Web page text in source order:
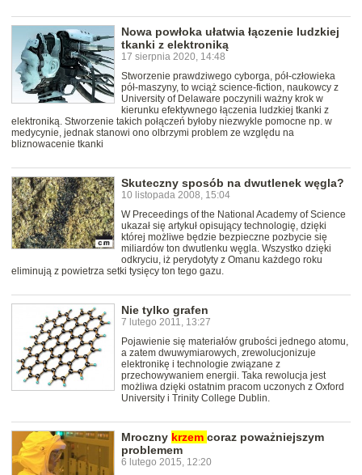
Nowa powłoka ułatwia łączenie ludzkiej
tkanki z elektroniką
17 sierpnia 2020, 14:48
Stworzenie prawdziwego cyborga, pół-człowieka
pół-maszyny, to wciąż science-fiction, naukowcy z
University of Delaware poczynili ważny krok w
kierunku efektywnego łączenia ludzkiej tkanki z
elektroniką. Stworzenie takich połączeń byłoby niezwykle pomocne np. w
medycynie, jednak stanowi ono olbrzymi problem ze względu na
bliznowacenie tkanki
Skuteczny sposób na dwutlenek węgla?
10 listopada 2008, 15:04
W Preceedings of the National Academy of Science
ukazał się artykuł opisujący technologię, dzięki
której możliwe będzie bezpieczne pozbycie się
miliardów ton dwutlenku węgla. Wszystko dzięki
odkryciu, iż perydotyty z Omanu każdego roku
eliminują z powietrza setki tysięcy ton tego gazu.
Nie tylko grafen
7 lutego 2011, 13:27
Pojawienie się materiałów grubości jednego atomu,
a zatem dwuwymiarowych, zrewolucjonizuje
elektronikę i technologie związane z
przechowywaniem energii. Taka rewolucja jest
możliwa dzięki ostatnim pracom uczonych z Oxford
University i Trinity College Dublin.
Mroczny krzem coraz poważniejszym
problemem
6 lutego 2015, 12:20